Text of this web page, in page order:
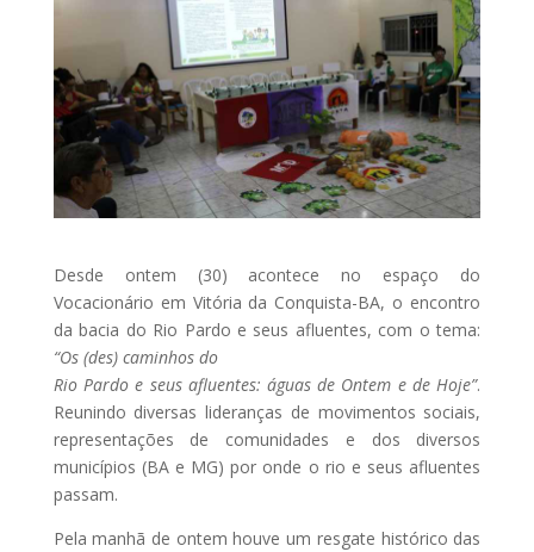
Desde ontem (30) acontece no espaço do
Vocacionário em Vitória da Conquista-BA, o encontro
da bacia do Rio Pardo e seus afluentes, com o tema:
“Os (des) caminhos do
Rio Pardo e seus afluentes: águas de Ontem e de Hoje”.
Reunindo diversas lideranças de movimentos sociais,
representações de comunidades e dos diversos
municípios (BA e MG) por onde o rio e seus afluentes
passam.
Pela manhã de ontem houve um resgate histórico das